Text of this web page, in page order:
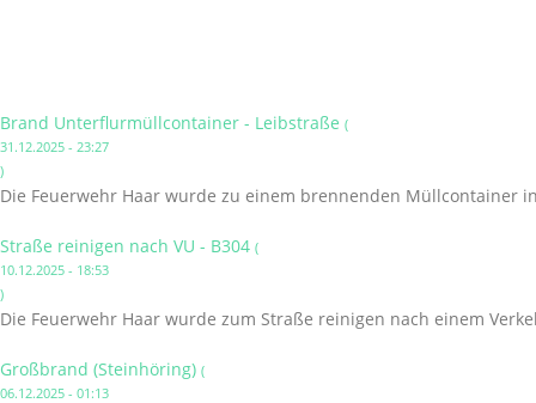
Brand Unterflurmüllcontainer - Leibstraße (
31.12.2025 - 23:27
)
Die Feuerwehr Haar wurde zu einem brennenden Müllcontainer
Straße reinigen nach VU - B304 (
10.12.2025 - 18:53
)
Die Feuerwehr Haar wurde zum Straße reinigen nach einem
Großbrand (Steinhöring) (
06.12.2025 - 01:13